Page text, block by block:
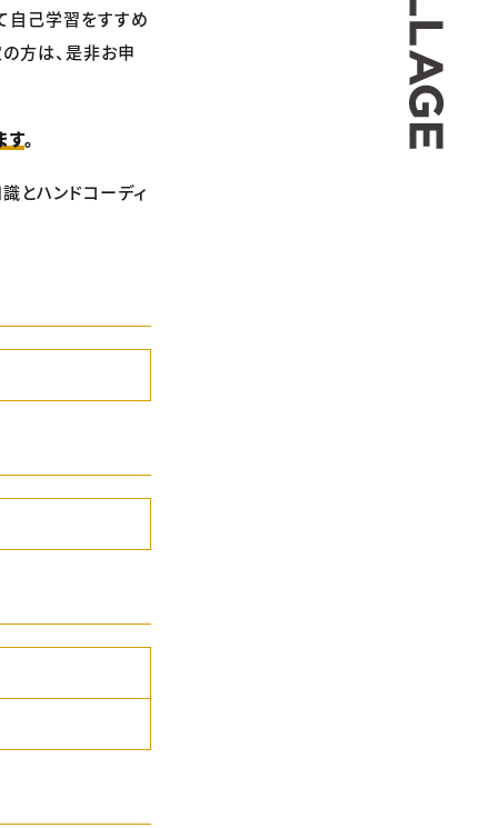
自己学習をすすめ
方は、是非お申
す。
とハンドコーディ